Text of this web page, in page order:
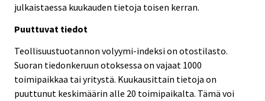
julkaistaessa kuukauden tietoja toisen kerran.
Puuttuvat tiedot
Teollisuustuotannon volyymi-indeksi on otostilasto.
Suoran tiedonkeruun otoksessa on vajaat 1000
toimipaikkaa tai yritystä. Kuukausittain tietoja on
puuttunut keskimäärin alle 20 toimipaikalta. Tämä voi